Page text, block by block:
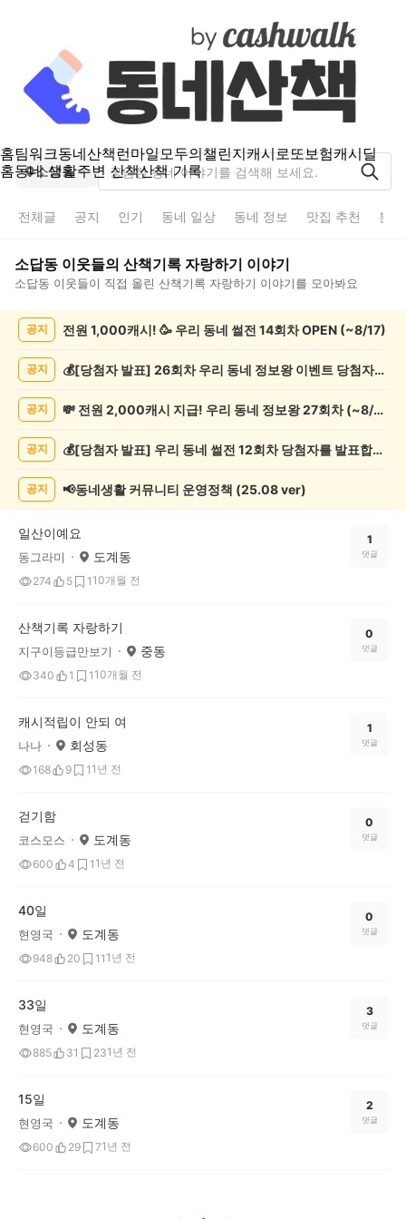
홈팀워크동네산책런마일모두의챌린지캐시로또보험캐시딜
홈동네 생활주변 산책산책 기록
소답동
전체글 공지 인기 동네 일상 동네 정보 맛집 추천 분
소답동 이웃들의 산책기록 자랑하기 이야기
소답동 이웃들이 직접 올린 산책기록 자랑하기 이야기를 모아봐요
게
공지 전원 1,000캐시! 🥳 우리 동네 썰전 14회차 OPEN (~8/17)
공지 💰[당첨자 발표] 26회차 우리 동네 정보왕 이벤트 당첨자를 발표합니다!
공지 💸 전원 2,000캐시 지급! 우리 동네 정보왕 27회차 (~8/10)
공지 💰[당첨자 발표] 우리 동네 썰전 12회차 당첨자를 발표합니다!
공지 📢동네생활 커뮤니티 운영정책 (25.08 ver)
일산이예요
동그라미 도계동
274 5 1 10개월 전
1
댓글
산책기록 자랑하기
지구이등급만보기 중동
340 1 1 10개월 전
0
댓글
캐시적립이 안되 여
나나 회성동
168 9 1 1년 전
1
댓글
걷기함
코스모스 도계동
600 4 1 1년 전
0
댓글
40일
현영국 도계동
948 20 11 1년 전
0
댓글
33일
현영국 도계동
885 31 231년 전
3
댓글
15일
현영국 도계동
600 29 71년 전
2
댓글